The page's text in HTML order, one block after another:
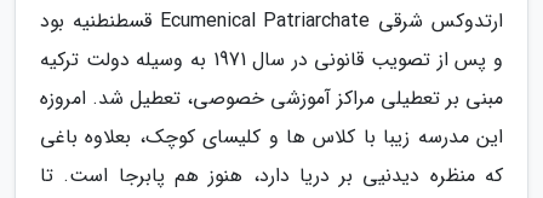
ارتدوکس شرقی Ecumenical Patriarchate قسطنطنیه بود
و پس از تصویب قانونی در سال 1971 به وسیله دولت ترکیه
مبنی بر تعطیلی مراکز آموزشی خصوصی، تعطیل شد. امروزه
این مدرسه زیبا با کلاس ها و کلیسای کوچک، بعلاوه باغی
که منظره دیدنیی بر دریا دارد، هنوز هم پابرجا است. تا